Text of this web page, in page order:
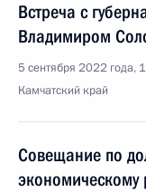
Встреча с
Владимиром
5 сентября 2022 года,
Камчатский край
Совещание по
экономическому